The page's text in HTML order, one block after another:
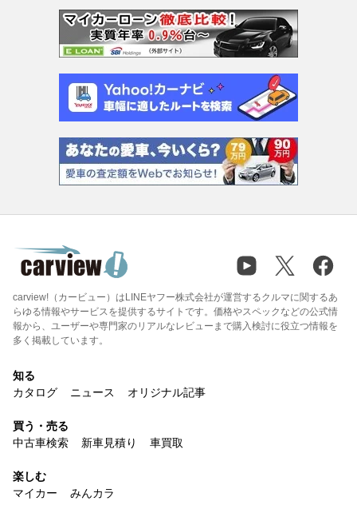
carview!（カービュー）はLINEヤフー株式会社が運営するクルマに関するあ
らゆる情報やサービスを提供するサイトです。価格やスペックなどの公式情
報から、ユーザーや専門家のリアルなレビューまで購入検討に役立つ情報を
多く掲載しています。
知る
カタログ
ニュース オリジナル記事
買う・売る
中古車検索
新車見積り 車買取
楽しむ
マイカー
みんカラ